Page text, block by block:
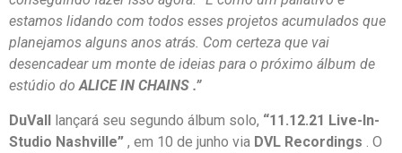
estamos lidando com todos esses projetos acumulados que
planejamos alguns anos atrás. Com certeza que vai
desencadear um monte de ideias para o próximo álbum de
estúdio doALICE IN CHAINS .”
DuVall lançará seu segundo álbum solo, “11.12.21 Live-In-
Studio Nashville” , em 10 de junho via DVL Recordings . O